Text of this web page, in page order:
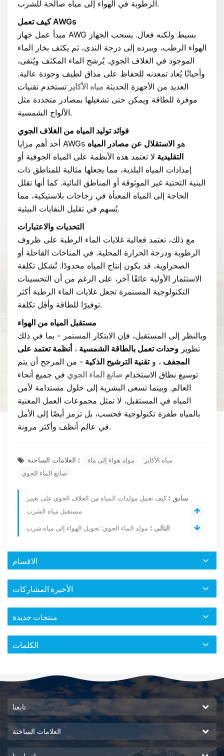
الرطوبة في الهواء إلى مياه صالحة للشرب.
كيف تعمل AWGs
مبدأ عمل جهاز AWG بسيط ولكنه فعال. يسحب الجهاز
الهواء الرطب، ويبرده إلى درجة الندى، ثم يكثف بخار الماء
الموجود في الغلاف الجوي. يُرشح الماء المكثف ويُنقى،
وأحيانًا يُعاد تمعدنه للحفاظ على مذاق لطيف وجودة عالية.
العديد من الأجهزة الحديثة مياه الأكاير تستخدم تقنيات
موفرة للطاقة ويمكن حتى تشغيلها بمصادر متجددة مثل
الألواح الشمسية.
فوائد توليد المياه من الغلاف الجوي
أحد أهم مزايا AWGs هو الاستقلال عن مصادر المياه
التقليدية لا تعتمد هذه الأنظمة على المياه الجوفية أو
إمدادات المياه البلدية، مما يجعلها مثالية للمناطق ذات
البنية التحتية غير الموثوقة أو المناطق النائية. كما أنها تقلل
الحاجة إلى المياه المعبأة في زجاجات بلاستيكية، مما
يُسهم في تقليل النفايات البيئية.
التحديات والاعتبارات
مع ذلك، تعتمد فعالية غلايات الماء الرطبة على ظروف
الرطوبة ودرجة الحرارة المحلية. في المناخات القاحلة أو
الصحراوية، قد يكون إنتاج المياه محدودًا. تُشكل تكلفة
الاستثمار الأولية عائقًا آخر، على الرغم من أن التحسينات
التكنولوجية المستمرة تجعل غلايات الماء الرطبة أكثر
توفيرًا للطاقة وأقل تكلفة.
مستقبل المياه من الهواء
وبالنظر إلى المستقبل، فإن الابتكار المستمر - بما في ذلك
تطوير وحدات تعمل بالطاقة الشمسية ،أنظمة تعتمد على
المجفف ، وتقنية الترشيح الذكية - من المرجح أن يتم
توسيع نطاق الاستخدام صانع الماء الجوي في جميع أنحاء
العالم. وبينما تسعى البشرية إلى حلول مستدامة لأمن
المياه في المستقبل، لا تمثل مجموعات العمل المعنية
بالمياه طفرة تكنولوجية فحسب، بل ترمز أيضًا إلى الأمل
في عالم أنظف وأكثر مرونة.
العلامات الساخنة : مولد هواء إلى ماء
مياه الأكاير
صانع الماء الجوي
سابق : كيف تعمل مولدات المياه من الغلاف الجوي على تغيير
مستقبل مياه الشرب
التالى : مولد الماء الجوي: تحويل الهواء إلى مياه شرب
الاقسام
الأخيرة المشاركات
منتجات جديدة
الكلمات
تابعنا
العلامات الساخنة